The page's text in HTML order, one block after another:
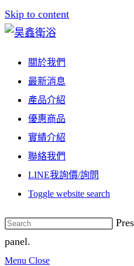
Skip to content
關於我們
最新消息
產品介紹
優惠商品
實績介紹
聯絡我們
LINE我詢價/詢問
Toggle website search
panel.
Menu Close